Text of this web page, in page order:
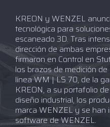
KREON y WENZEL
tecnológica para
escaneado 3D. Tras
dirección de ambas
firmaron en Control en
los brazos de medición
línea WM | LS 70, de la
KREON, a su portafolio
diseño industrial, los
marca WENZEL y se
software de WENZEL.